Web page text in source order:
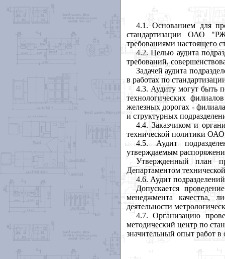
4.1. Основанием для
стандартизации ОАО
требованиями настоящего
4.2. Целью аудита
требований,
Задачей аудита
в работах по
4.3. Аудиту могут быть
технологических
железных дорогах -
и структурных
4.4. Заказчиком и
технической политики
4.5. Аудит
утверждаемым
Утвержденный план
Департаментом
4.6. Аудит
Допускается
менеджмента качества,
деятельности
4.7. Организацию
методический центр по
значительный опыт работ в